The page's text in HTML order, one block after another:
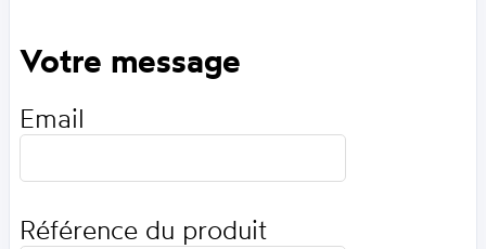
Votre message
Email
Référence du produit